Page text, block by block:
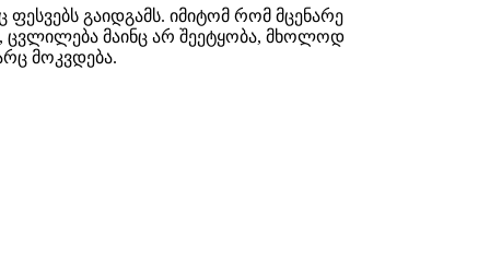
გაიდგამს. იმიტომ რომ მცენარე
ცვლილება მაინც არ შეეტყობა, მხოლოდ
მოკვდება.